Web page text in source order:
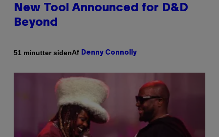
New Tool Announced for D&D
Beyond
51 minutter sidenAf Denny Connolly